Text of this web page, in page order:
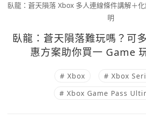
臥龍：蒼天隕落 Xbox 多人連線條件講解＋
明
臥龍：蒼天隕落難玩嗎？可
惠方案助你買一 Game
# Xbox
# Xbox
# Xbox Game Pass